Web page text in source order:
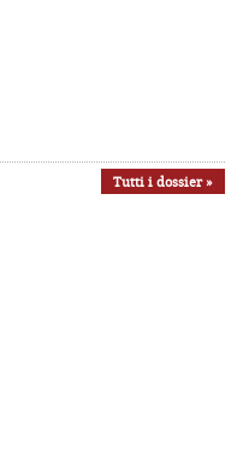
Tutti i dossier »